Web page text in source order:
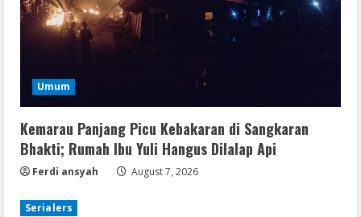
Umum
Kemarau Panjang Picu Kebakaran di Sangkaran
Bhakti; Rumah Ibu Yuli Hangus Dilalap Api
Ferdi ansyah August 7, 2026
Serialers